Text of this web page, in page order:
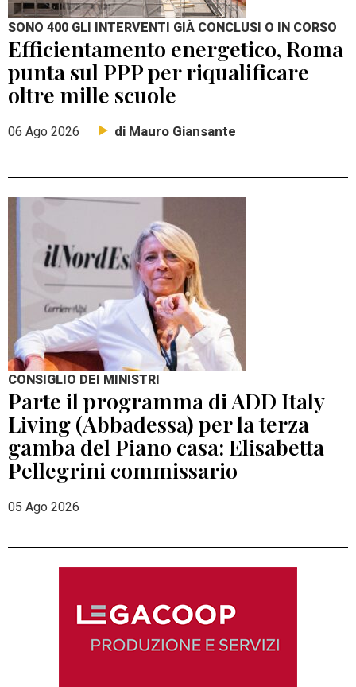
SONO 400 GLI INTERVENTI GIÀ CONCLUSI O IN CORSO
Efficientamento energetico, Roma
punta sul PPP per riqualificare
oltre mille scuole
06 Ago 2026 di Mauro Giansante
CONSIGLIO DEI MINISTRI
Parte il programma di ADD Italy
Living (Abbadessa) per la terza
gamba del Piano casa: Elisabetta
Pellegrini commissario
05 Ago 2026